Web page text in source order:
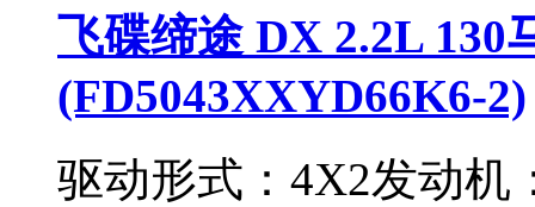
飞碟缔途 DX 2.2L 130
(FD5043XXYD66K6-2)
驱动形式： 4X2发动机